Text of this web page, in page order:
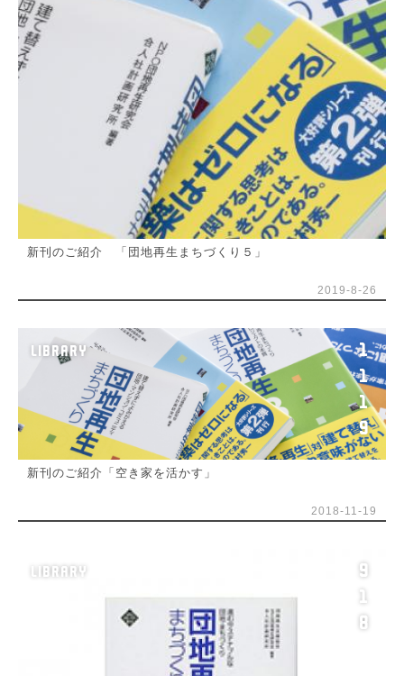
新刊のご紹介 「団地再生まちづくり５」
2019-8-26
LIBRARY
1
1
1
9
新刊のご紹介「空き家を活かす」
2018-11-19
LIBRARY
9
1
8